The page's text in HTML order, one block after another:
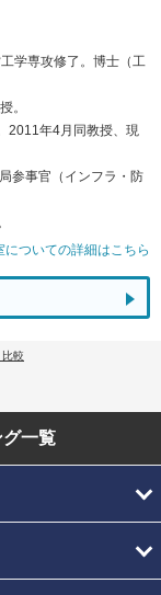
学専攻修了。博士（工
。
2011年4月同教授、現
参事官（インフラ・防
ついての詳細はこちら
較
一覧